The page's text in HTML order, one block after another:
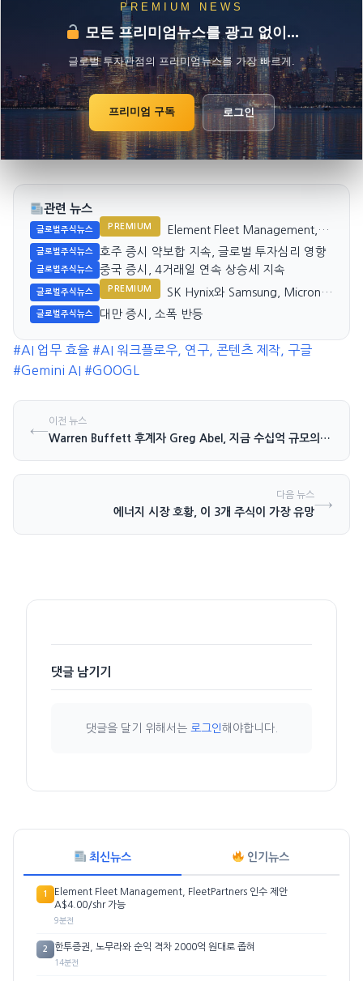
PREMIUM NEWS
모든 프리미엄뉴스를 광고 없이...
글로벌 투자관점의 프리미엄뉴스를 가장 빠르게.
프리미엄 구독 로그인
관련 뉴스
글로벌주식뉴스 PREMIUM
Element Fleet Management,
FleetPartners 인수 제안
A$4.00/shr 가능
글로벌주식뉴스 호주 증시 약보합 지속, 글로벌 투자심리 영향
글로벌주식뉴스 중국 증시, 4거래일 연속 상승세 지속
글로벌주식뉴스 PREMIUM
SK Hynix와 Samsung, Micron
투자자에게 강력 경고
글로벌주식뉴스 대만 증시, 소폭 반등
#AI 업무 효율 #AI 워크플로우, 연구, 콘텐츠 제작, 구글
#Gemini AI #GOOGL
←이전 뉴스
Warren Buffett 후계자 Greg Abel, 지금 수십억 규모의 주식을 매입…
다음 뉴스
에너지 시장 호황, 이 3개 주식이 가장 유망→
댓글 남기기
댓글을 달기 위해서는 로그인해야합니다.
최신뉴스 인기뉴스
1
Element Fleet Management, FleetPartners 인수 제안
A$4.00/shr 가능
9분전
2 한투증권, 노무라와 순익 격차 2000억 원대로 좁혀
14분전